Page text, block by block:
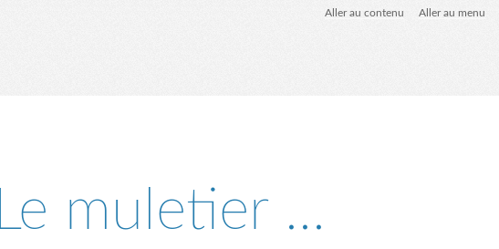
Aller au contenu Aller au menu
Le muletier ...